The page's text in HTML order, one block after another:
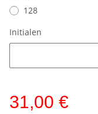
128
Initialen
31,00 €